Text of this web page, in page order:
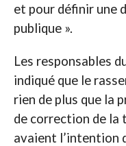
et pour définir une
publique ».
Les responsables
indiqué que le
rien de plus que la
de correction de la
avaient l’intention